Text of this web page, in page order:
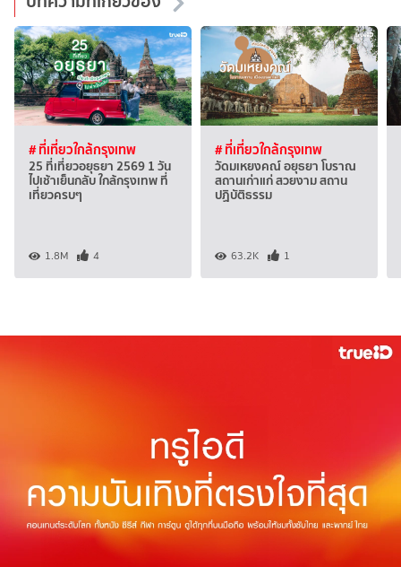
# ที่เที่ยวใกล้กรุงเทพ
25 ที่เที่ยวอยุธยา 2569 1 วัน
ไปเช้าเย็นกลับ ใกล้กรุงเทพ ที่
เที่ยวครบๆ
1.8M 4
# ที่เที่ยวใกล้กรุงเทพ
วัดมเหยงคณ์ อยุธยา โบราณ
สถานเก่าแก่ สวยงาม สถาน
ปฏิบัติธรรม
63.2K 1